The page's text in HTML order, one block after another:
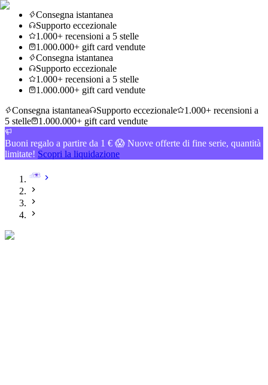
Consegna istantanea
Supporto eccezionale
1.000+ recensioni a 5 stelle
1.000.000+ gift card vendute
Consegna istantanea
Supporto eccezionale
1.000+ recensioni a 5 stelle
1.000.000+ gift card vendute
Consegna istantanea
Supporto eccezionale
1.000+ recensioni a
5 stelle
1.000.000+ gift card vendute
Buoni regalo a partire da 1 € 😱 Nuove offerte di fine serie, quantità
limitate! Scopri la liquidazione